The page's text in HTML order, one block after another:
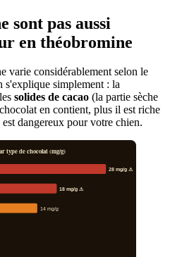
sont pas aussi
en théobromine
varie considérablement selon le
s'explique simplement : la
solides de cacao (la partie sèche
en contient, plus il est riche
dangereux pour votre chien.
type de chocolat (mg/g)
28 mg/g ⚠
18 mg/g ⚠
14 mg/g